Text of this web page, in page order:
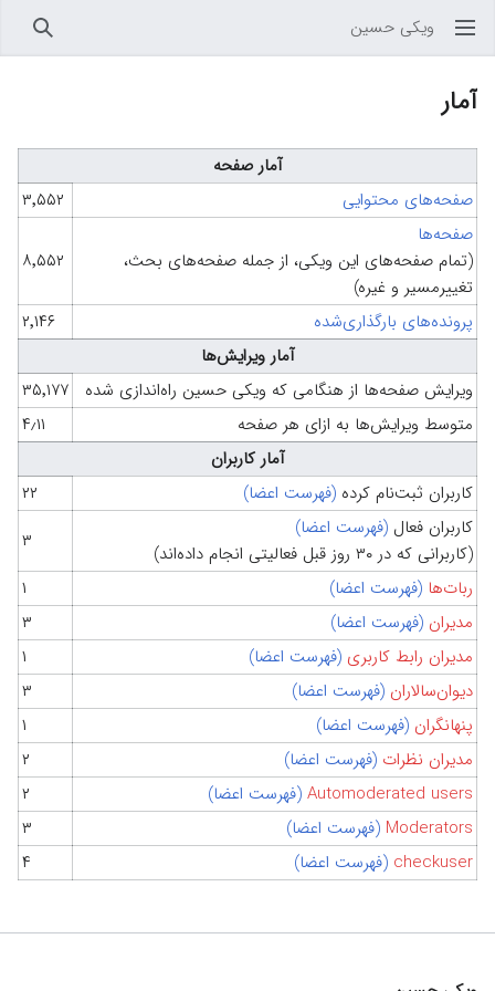
باز کردن منو اصلی ویکی حسین جستجو
آمار
آمار صفحه
صفحه‌های محتوایی
۳٬۵۵۲
صفحه‌ها
(تمام صفحه‌های این ویکی، از جمله صفحه‌های بحث،
تغییرمسیر و غیره)
۸٬۵۵۲
پرونده‌های بارگذاری‌شده
۲٬۱۴۶
آمار ویرایش‌ها
ویرایش صفحه‌ها از هنگامی که ویکی حسین راه‌اندازی شده
۳۵٬۱۷۷
متوسط ویرایش‌ها به ازای هر صفحه
۴٫۱۱
آمار کاربران
کاربران ثبت‌نام کرده (فهرست اعضا)
۲۲
کاربران فعال (فهرست اعضا)
(کاربرانی که در ۳۰ روز قبل فعالیتی انجام داده‌اند)
۳
ربات‌ها (فهرست اعضا)
۱
مدیران (فهرست اعضا)
۳
مدیران رابط کاربری (فهرست اعضا)
۱
دیوان‌سالاران (فهرست اعضا)
۳
پنهانگران (فهرست اعضا)
۱
مدیران نظرات (فهرست اعضا)
۲
Automoderated users (فهرست اعضا)
۲
Moderators (فهرست اعضا)
۳
checkuser (فهرست اعضا) ۴